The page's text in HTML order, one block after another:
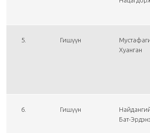
5. Гишүүн
Хуанган
6. Гишүүн
Бат-